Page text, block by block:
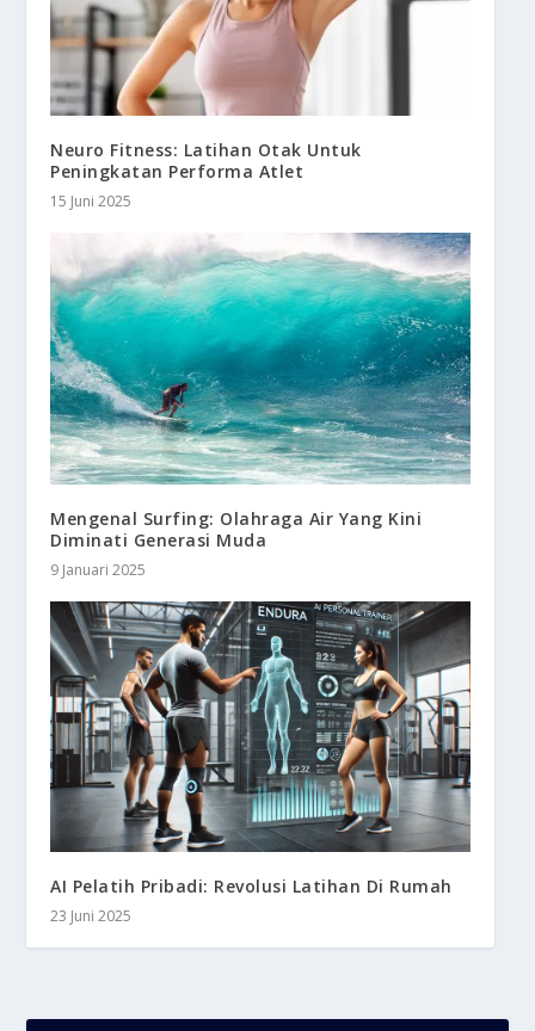
Neuro Fitness: Latihan Otak Untuk
Peningkatan Performa Atlet
15 Juni 2025
Mengenal Surfing: Olahraga Air Yang Kini
Diminati Generasi Muda
9 Januari 2025
AI Pelatih Pribadi: Revolusi Latihan Di Rumah
23 Juni 2025